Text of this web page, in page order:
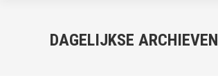
DAGELIJKSE ARCHIEVEN